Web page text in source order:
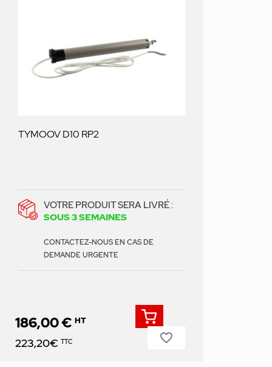
TYMOOV D10 RP2
VOTRE PRODUIT SERA LIVRÉ :
SOUS 3 SEMAINES
CONTACTEZ-NOUS EN CAS DE
DEMANDE URGENTE
Prix
186,00 € HT
223,20€ TTC favorite_border